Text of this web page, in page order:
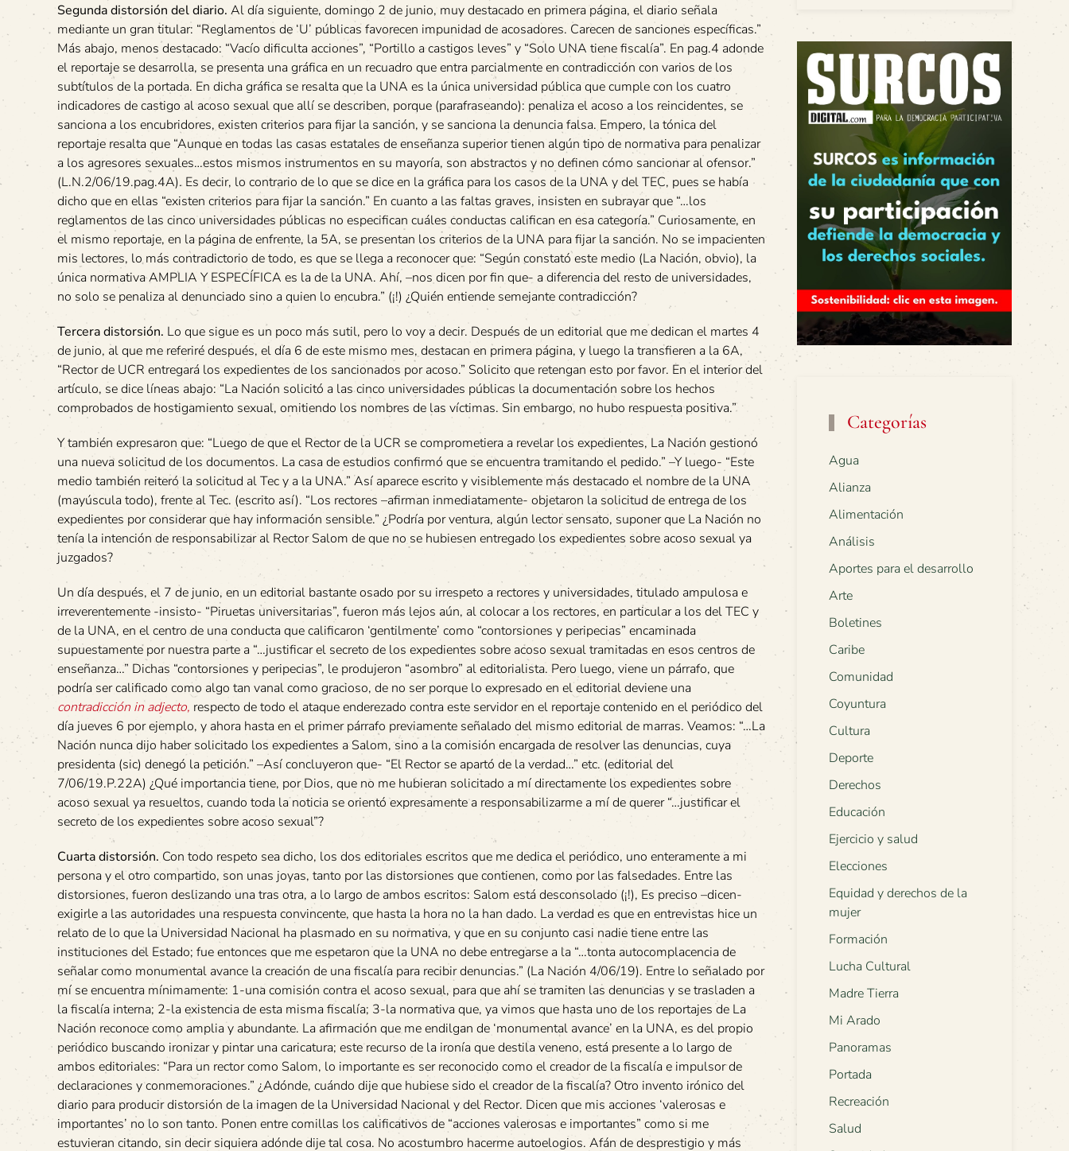
Segunda distorsión del diario. Al día siguiente, domingo 2 de junio, muy destacado en primera página, el diario señala
mediante un gran titular: “Reglamentos de ‘U’ públicas favorecen impunidad de acosadores. Carecen de sanciones específicas.”
Más abajo, menos destacado: “Vacío dificulta acciones”, “Portillo a castigos leves” y “Solo UNA tiene fiscalía”. En pag.4 adonde
el reportaje se desarrolla, se presenta una gráfica en un recuadro que entra parcialmente en contradicción con varios de los
subtítulos de la portada. En dicha gráfica se resalta que la UNA es la única universidad pública que cumple con los cuatro
indicadores de castigo al acoso sexual que allí se describen, porque (parafraseando): penaliza el acoso a los reincidentes, se
sanciona a los encubridores, existen criterios para fijar la sanción, y se sanciona la denuncia falsa. Empero, la tónica del
reportaje resalta que “Aunque en todas las casas estatales de enseñanza superior tienen algún tipo de normativa para penalizar
a los agresores sexuales…estos mismos instrumentos en su mayoría, son abstractos y no definen cómo sancionar al ofensor.”
(L.N.2/06/19.pag.4A). Es decir, lo contrario de lo que se dice en la gráfica para los casos de la UNA y del TEC, pues se había
dicho que en ellas “existen criterios para fijar la sanción.” En cuanto a las faltas graves, insisten en subrayar que “…los
reglamentos de las cinco universidades públicas no especifican cuáles conductas califican en esa categoría.” Curiosamente, en
el mismo reportaje, en la página de enfrente, la 5A, se presentan los criterios de la UNA para fijar la sanción. No se impacienten
mis lectores, lo más contradictorio de todo, es que se llega a reconocer que: “Según constató este medio (La Nación, obvio), la
única normativa AMPLIA Y ESPECÍFICA es la de la UNA. Ahí, –nos dicen por fin que- a diferencia del resto de universidades,
no solo se penaliza al denunciado sino a quien lo encubra.” (¡!) ¿Quién entiende semejante contradicción?
Tercera distorsión. Lo que sigue es un poco más sutil, pero lo voy a decir. Después de un editorial que me dedican el martes 4
de junio, al que me referiré después, el día 6 de este mismo mes, destacan en primera página, y luego la transfieren a la 6A,
“Rector de UCR entregará los expedientes de los sancionados por acoso.” Solicito que retengan esto por favor. En el interior del
artículo, se dice líneas abajo: “La Nación solicitó a las cinco universidades públicas la documentación sobre los hechos
comprobados de hostigamiento sexual, omitiendo los nombres de las víctimas. Sin embargo, no hubo respuesta positiva.”
Y también expresaron que: “Luego de que el Rector de la UCR se comprometiera a revelar los expedientes, La Nación gestionó
una nueva solicitud de los documentos. La casa de estudios confirmó que se encuentra tramitando el pedido.” –Y luego- “Este
medio también reiteró la solicitud al Tec y a la UNA.” Así aparece escrito y visiblemente más destacado el nombre de la UNA
(mayúscula todo), frente al Tec. (escrito así). “Los rectores –afirman inmediatamente- objetaron la solicitud de entrega de los
expedientes por considerar que hay información sensible.” ¿Podría por ventura, algún lector sensato, suponer que La Nación no
tenía la intención de responsabilizar al Rector Salom de que no se hubiesen entregado los expedientes sobre acoso sexual ya
juzgados?
Un día después, el 7 de junio, en un editorial bastante osado por su irrespeto a rectores y universidades, titulado ampulosa e
irreverentemente -insisto- “Piruetas universitarias”, fueron más lejos aún, al colocar a los rectores, en particular a los del TEC y
de la UNA, en el centro de una conducta que calificaron ‘gentilmente’ como “contorsiones y peripecias” encaminada
supuestamente por nuestra parte a “…justificar el secreto de los expedientes sobre acoso sexual tramitadas en esos centros de
enseñanza…” Dichas “contorsiones y peripecias”, le produjeron “asombro” al editorialista. Pero luego, viene un párrafo, que
podría ser calificado como algo tan vanal como gracioso, de no ser porque lo expresado en el editorial deviene una
contradicción in adjecto, respecto de todo el ataque enderezado contra este servidor en el reportaje contenido en el periódico del
día jueves 6 por ejemplo, y ahora hasta en el primer párrafo previamente señalado del mismo editorial de marras. Veamos: “…La
Nación nunca dijo haber solicitado los expedientes a Salom, sino a la comisión encargada de resolver las denuncias, cuya
presidenta (sic) denegó la petición.” –Así concluyeron que- “El Rector se apartó de la verdad…” etc. (editorial del
7/06/19.P.22A) ¿Qué importancia tiene, por Dios, que no me hubieran solicitado a mí directamente los expedientes sobre
acoso sexual ya resueltos, cuando toda la noticia se orientó expresamente a responsabilizarme a mí de querer “…justificar el
secreto de los expedientes sobre acoso sexual”?
Cuarta distorsión. Con todo respeto sea dicho, los dos editoriales escritos que me dedica el periódico, uno enteramente a mi
persona y el otro compartido, son unas joyas, tanto por las distorsiones que contienen, como por las falsedades. Entre las
distorsiones, fueron deslizando una tras otra, a lo largo de ambos escritos: Salom está desconsolado (¡!), Es preciso –dicen-
exigirle a las autoridades una respuesta convincente, que hasta la hora no la han dado. La verdad es que en entrevistas hice un
relato de lo que la Universidad Nacional ha plasmado en su normativa, y que en su conjunto casi nadie tiene entre las
instituciones del Estado; fue entonces que me espetaron que la UNA no debe entregarse a la “…tonta autocomplacencia de
señalar como monumental avance la creación de una fiscalía para recibir denuncias.” (La Nación 4/06/19). Entre lo señalado por
mí se encuentra mínimamente: 1-una comisión contra el acoso sexual, para que ahí se tramiten las denuncias y se trasladen a
la fiscalía interna; 2-la existencia de esta misma fiscalía; 3-la normativa que, ya vimos que hasta uno de los reportajes de La
Nación reconoce como amplia y abundante. La afirmación que me endilgan de ‘monumental avance’ en la UNA, es del propio
periódico buscando ironizar y pintar una caricatura; este recurso de la ironía que destila veneno, está presente a lo largo de
ambos editoriales: “Para un rector como Salom, lo importante es ser reconocido como el creador de la fiscalía e impulsor de
declaraciones y conmemoraciones.” ¿Adónde, cuándo dije que hubiese sido el creador de la fiscalía? Otro invento irónico del
diario para producir distorsión de la imagen de la Universidad Nacional y del Rector. Dicen que mis acciones ‘valerosas e
importantes’ no lo son tanto. Ponen entre comillas los calificativos de “acciones valerosas e importantes” como si me
estuvieran citando, sin decir siquiera adónde dije tal cosa. No acostumbro hacerme autoelogios. Afán de desprestigio y más
Categorías
Agua
Alianza
Alimentación
Análisis
Aportes para el desarrollo
Arte
Boletines
Caribe
Comunidad
Coyuntura
Cultura
Deporte
Derechos
Educación
Ejercicio y salud
Elecciones
Equidad y derechos de la
mujer
Formación
Lucha Cultural
Madre Tierra
Mi Arado
Panoramas
Portada
Recreación
Salud